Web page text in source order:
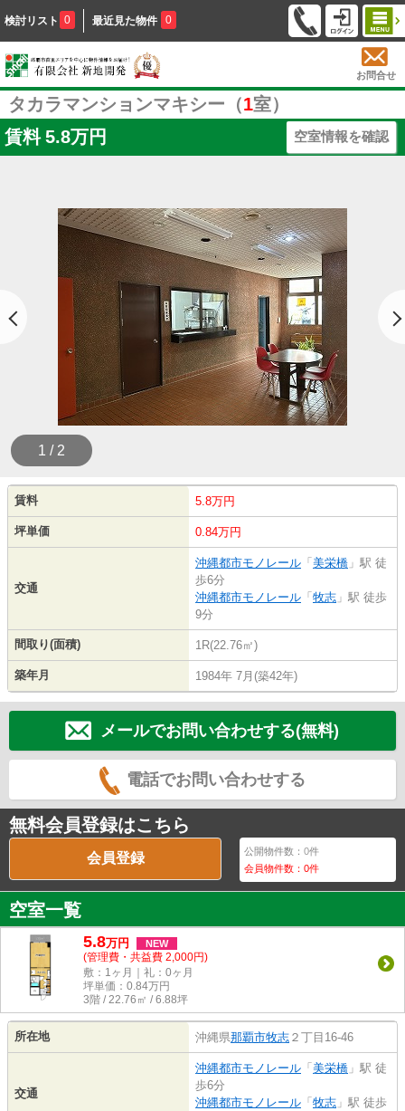
検討リスト 0 最近見た物件 0
お問合せ
タカラマンションマキシー（1室）
賃料 5.8万円 空室情報を確認
1 / 2
賃料 5.8万円
坪単価 0.84万円
交通
沖縄都市モノレール 「 美栄橋 」駅 徒
歩6分
沖縄都市モノレール 「 牧志 」駅 徒歩
9分
間取り(面積) 1R(22.76㎡)
築年月 1984年 7月(築42年)
メールでお問い合わせする(無料)
電話でお問い合わせする
無料会員登録はこちら
会員登録 公開物件数：0件
会員物件数：0件
空室一覧
5.8万円 NEW
(管理費・共益費 2,000円)
敷：1ヶ月｜礼：0ヶ月
坪単価： 0.84万円
3階 / 22.76㎡ / 6.88坪
所在地 沖縄県那覇市牧志 ２丁目16-46
交通
沖縄都市モノレール 「 美栄橋 」駅 徒
歩6分
沖縄都市モノレール 「 牧志 」駅 徒歩